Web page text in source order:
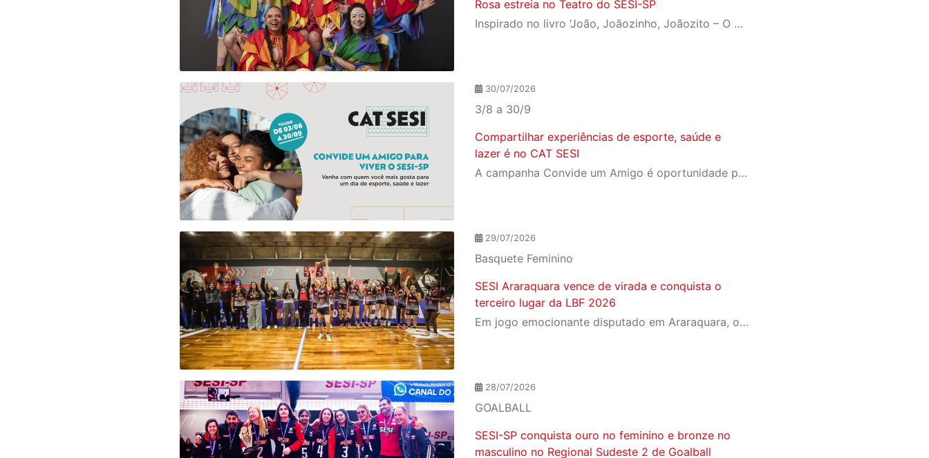
Rosa estreia no Teatro do SESI-SP
Inspirado no livro ‘João, Joãozinho, Joãozito – O Menino Encantado’, de Claudio Fragata, com direção e dramaturgia de Márcio Araújo, espetáculo acompanha os primeiros anos de vida do escritor mineiro e transforma sua infância em uma celebração da imaginação, da leitura e da cultura popular brasileira
30/07/2026
3/8 a 30/9
Compartilhar experiências de esporte, saúde e
lazer é no CAT SESI
A campanha Convide um Amigo é oportunidade para reunir amigos para aproveitar juntos toda estrutura da unidade SESI-SP mais próxima. Os benefícios para clientes e convidados estão no regulamento
29/07/2026
Basquete Feminino
SESI Araraquara vence de virada e conquista o
terceiro lugar da LBF 2026
Em jogo emocionante disputado em Araraquara, o SESI Araraquara Basquete superou um déficit de quase 20 pontos, contou com o apoio massivo da torcida e derrotou o Cerrado BRB por 77 a 71, conquistando o terceiro lugar da LBF Loterias Caixa 2026
28/07/2026
GOALBALL
SESI-SP conquista ouro no feminino e bronze no
masculino no Regional Sudeste 2 de Goalball